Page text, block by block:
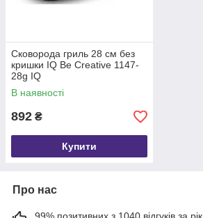
Сковорода гриль 28 см без
кришки IQ Be Creative 1147-
28g IQ
В наявності
892 ₴
Купити
Про нас